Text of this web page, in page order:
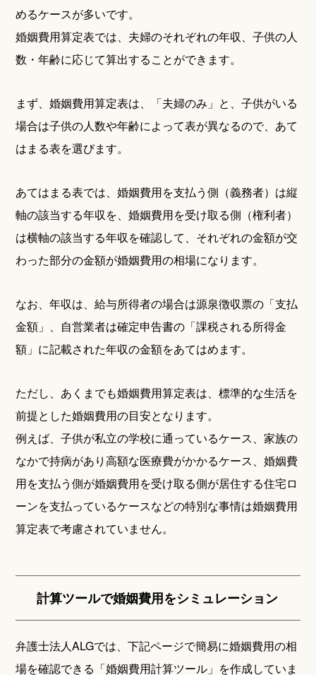
めるケースが多いです。
婚姻費用算定表では、夫婦のそれぞれの年収、子供の人
数・年齢に応じて算出することができます。
まず、婚姻費用算定表は、「夫婦のみ」と、子供がいる
場合は子供の人数や年齢によって表が異なるので、あて
はまる表を選びます。
あてはまる表では、婚姻費用を支払う側（義務者）は縦
軸の該当する年収を、婚姻費用を受け取る側（権利者）
は横軸の該当する年収を確認して、それぞれの金額が交
わった部分の金額が婚姻費用の相場になります。
なお、年収は、給与所得者の場合は源泉徴収票の「支払
金額」、自営業者は確定申告書の「課税される所得金
額」に記載された年収の金額をあてはめます。
ただし、あくまでも婚姻費用算定表は、標準的な生活を
前提とした婚姻費用の目安となります。
例えば、子供が私立の学校に通っているケース、家族の
なかで持病があり高額な医療費がかかるケース、婚姻費
用を支払う側が婚姻費用を受け取る側が居住する住宅ロ
ーンを支払っているケースなどの特別な事情は婚姻費用
算定表で考慮されていません。
計算ツールで婚姻費用をシミュレーション
弁護士法人ALGでは、下記ページで簡易に婚姻費用の相
場を確認できる「婚姻費用計算ツール」を作成していま